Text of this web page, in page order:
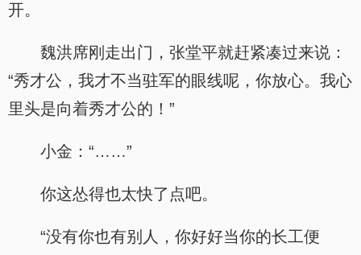
开。
魏洪席刚走出门，张堂平就赶紧凑过来说：
“秀才公，我才不当驻军的眼线呢，你放心。我心
里头是向着秀才公的！”
小金：“……”
你这怂得也太快了点吧。
“没有你也有别人，你好好当你的长工便